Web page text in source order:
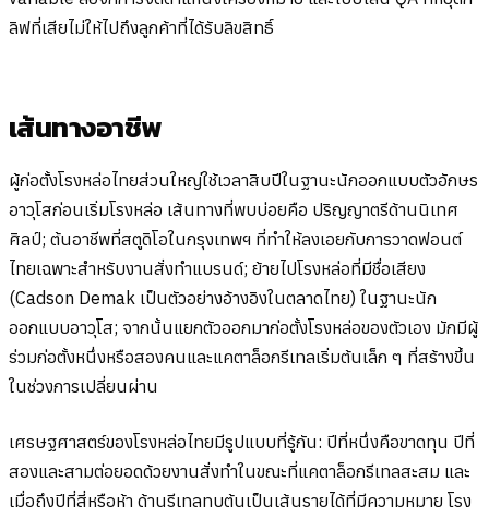
ลิฟที่เสียไม่ให้ไปถึงลูกค้าที่ได้รับลิขสิทธิ์
เส้นทางอาชีพ
ผู้ก่อตั้งโรงหล่อไทยส่วนใหญ่ใช้เวลาสิบปีในฐานะนักออกแบบตัวอักษร
อาวุโสก่อนเริ่มโรงหล่อ เส้นทางที่พบบ่อยคือ ปริญญาตรีด้านนิเทศ
ศิลป์; ต้นอาชีพที่สตูดิโอในกรุงเทพฯ ที่ทำให้ลงเอยกับการวาดฟอนต์
ไทยเฉพาะสำหรับงานสั่งทำแบรนด์; ย้ายไปโรงหล่อที่มีชื่อเสียง
(Cadson Demak เป็นตัวอย่างอ้างอิงในตลาดไทย) ในฐานะนัก
ออกแบบอาวุโส; จากนั้นแยกตัวออกมาก่อตั้งโรงหล่อของตัวเอง มักมีผู้
ร่วมก่อตั้งหนึ่งหรือสองคนและแคตาล็อกรีเทลเริ่มต้นเล็ก ๆ ที่สร้างขึ้น
ในช่วงการเปลี่ยนผ่าน
เศรษฐศาสตร์ของโรงหล่อไทยมีรูปแบบที่รู้กัน: ปีที่หนึ่งคือขาดทุน ปีที่
สองและสามต่อยอดด้วยงานสั่งทำในขณะที่แคตาล็อกรีเทลสะสม และ
เมื่อถึงปีที่สี่หรือห้า ด้านรีเทลทบต้นเป็นเส้นรายได้ที่มีความหมาย โรง